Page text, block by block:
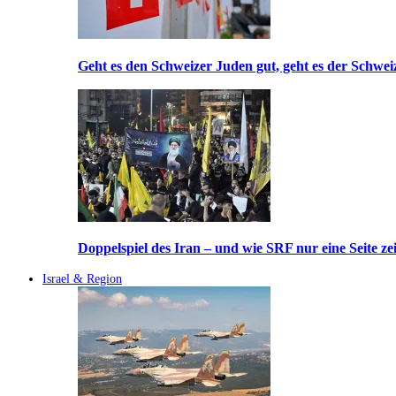
Geht es den Schweizer Juden gut, geht es der
Doppelspiel des Iran – und wie SRF nur eine Seite
Israel & Region